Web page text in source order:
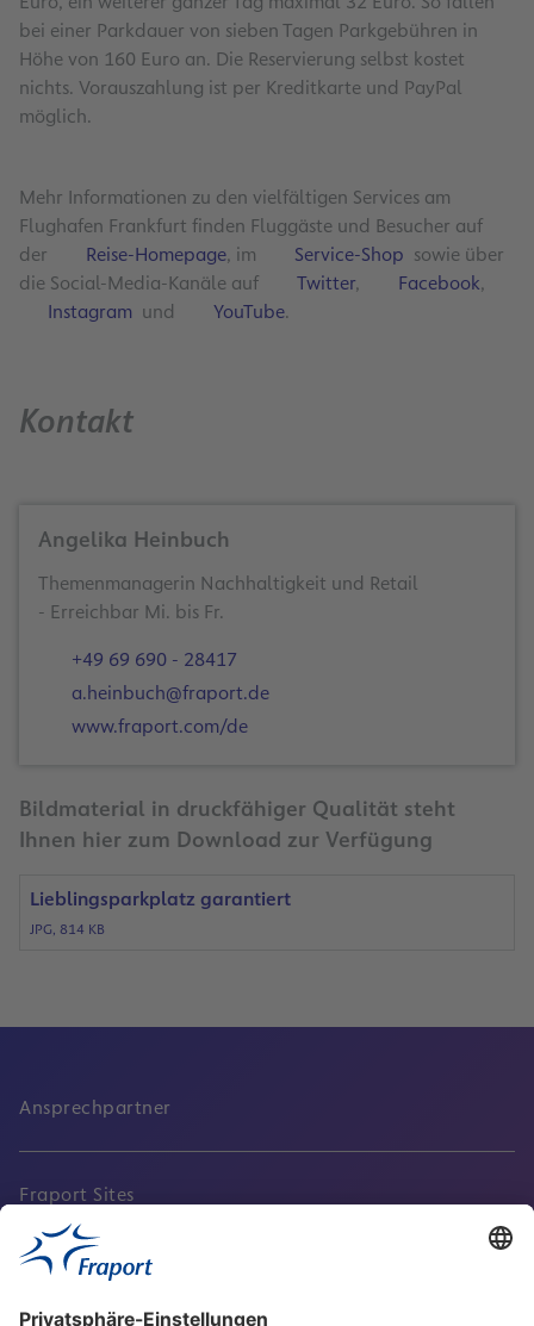
bei einer Parkdauer von sieben Tagen Parkgebühren in
Höhe von 160 Euro an. Die Reservierung selbst kostet
nichts. Vorauszahlung ist per Kreditkarte und PayPal
möglich.
Mehr Informationen zu den vielfältigen Services am
Flughafen Frankfurt finden Fluggäste und Besucher auf
der
Reise-Homepage, im Service-Shop sowie über
die Social-Media-Kanäle auf
Twitter, Facebook,
Instagram und YouTube.
Kontakt
Angelika Heinbuch
Themenmanagerin Nachhaltigkeit und Retail
- Erreichbar Mi. bis Fr.
+49 69 690 - 28417
a.heinbuch@fraport.de
www.fraport.com/de
Bildmaterial in druckfähiger Qualität steht
Ihnen hier zum Download zur Verfügung
Lieblingsparkplatz garantiert
JPG, 814 KB
Ansprechpartner
Fraport Sites
Aktuell